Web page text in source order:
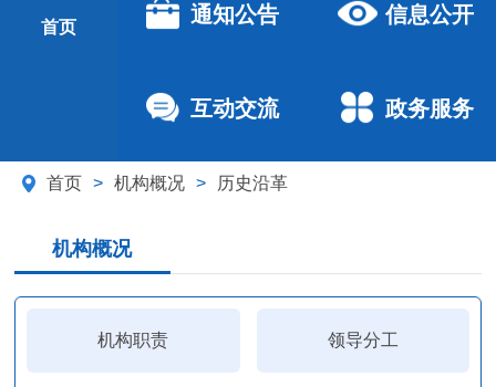
首页
通知公告 信息公开
互动交流 政务服务
首页 > 机构概况 > 历史沿革
机构概况
机构职责 领导分工